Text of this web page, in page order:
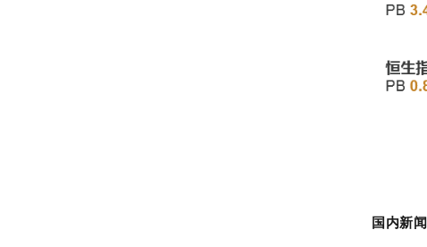
国内新闻